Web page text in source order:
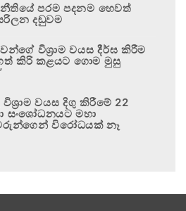
නීතියේ පරම පදනම හෙවත්
දඬුවම
විශ්‍රාම වයස දීර්ඝ කිරීම
කිරි කළයට ගොම මුසු
වයස දිගු කිරීමේ 22
සංශෝධනයට මහා
විරෝධයක් නෑ